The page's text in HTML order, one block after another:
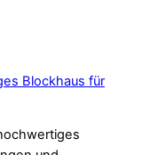
Blockhaus für